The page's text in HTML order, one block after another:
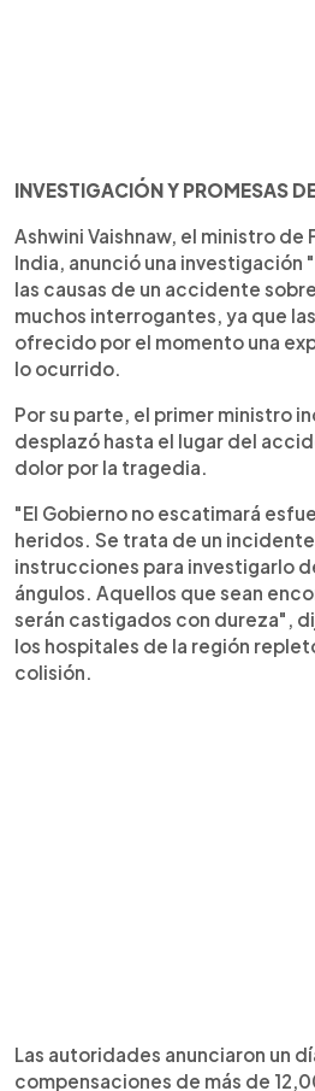
INVESTIGACIÓN Y PROMESAS
Ashwini Vaishnaw, el ministro de
India, anunció una
las causas de un accidente
muchos interrogantes, ya que
ofrecido por el momento una
lo ocurrido.
Por su parte, el primer ministro
desplazó hasta el lugar del
dolor por la tragedia.
"El Gobierno no escatimará
heridos. Se trata de un
instrucciones para investigarlo
ángulos. Aquellos que sean
serán castigados con dureza",
los hospitales de la región
colisión.
Las autoridades anunciaron un
compensaciones de más de